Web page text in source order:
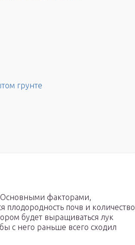
грунте
Основными факторами,
почв и количество
будет выращиваться лук
с него раньше всего сходил